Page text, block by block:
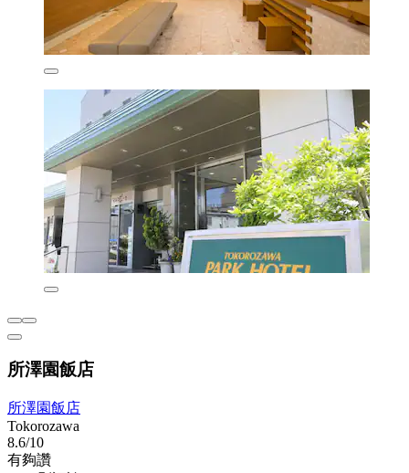
所澤園飯店
所澤園飯店
Tokorozawa
8.6/10
有夠讚